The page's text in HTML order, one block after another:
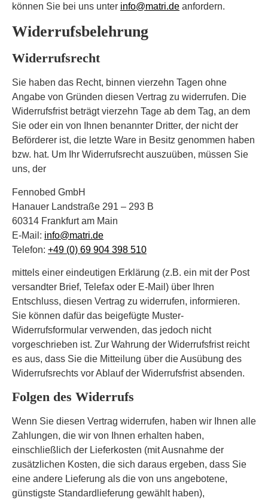
können Sie bei uns unter info@matri.de anfordern.
Widerrufsbelehrung
Widerrufsrecht
Sie haben das Recht, binnen vierzehn Tagen ohne
Angabe von Gründen diesen Vertrag zu widerrufen. Die
Widerrufsfrist beträgt vierzehn Tage ab dem Tag, an dem
Sie oder ein von Ihnen benannter Dritter, der nicht der
Beförderer ist, die letzte Ware in Besitz genommen haben
bzw. hat. Um Ihr Widerrufsrecht auszuüben, müssen Sie
uns, der
Fennobed GmbH
Hanauer Landstraße 291 – 293 B
60314 Frankfurt am Main
E-Mail: info@matri.de
Telefon: +49 (0) 69 904 398 510
mittels einer eindeutigen Erklärung (z.B. ein mit der Post
versandter Brief, Telefax oder E-Mail) über Ihren
Entschluss, diesen Vertrag zu widerrufen, informieren.
Sie können dafür das beigefügte Muster-
Widerrufsformular verwenden, das jedoch nicht
vorgeschrieben ist. Zur Wahrung der Widerrufsfrist reicht
es aus, dass Sie die Mitteilung über die Ausübung des
Widerrufsrechts vor Ablauf der Widerrufsfrist absenden.
Folgen des Widerrufs
Wenn Sie diesen Vertrag widerrufen, haben wir Ihnen alle
Zahlungen, die wir von Ihnen erhalten haben,
einschließlich der Lieferkosten (mit Ausnahme der
zusätzlichen Kosten, die sich daraus ergeben, dass Sie
eine andere Lieferung als die von uns angebotene,
günstigste Standardlieferung gewählt haben),